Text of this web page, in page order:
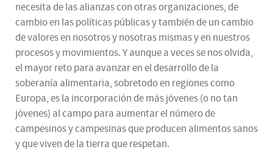
necesita de las alianzas con otras organizaciones, de
cambio en las políticas públicas y también de un cambio
de valores en nosotros y nosotras mismas y en nuestros
procesos y movimientos. Y aunque a veces se nos olvida,
el mayor reto para avanzar en el desarrollo de la
soberanía alimentaria, sobretodo en regiones como
Europa, es la incorporación de más jóvenes (o no tan
jóvenes) al campo para aumentar el número de
campesinos y campesinas que producen alimentos sanos
y que viven de la tierra que respetan.